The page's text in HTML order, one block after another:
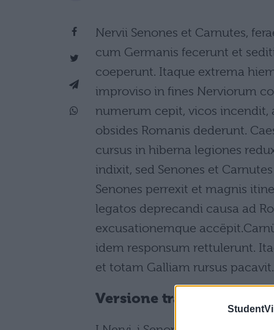
Nervii Senones et Carnutes,
cum Germanis fecerunt et
coeperunt. Itaque extrema
improviso in fines Nerviorum
numerum cepit, vicos incendit,
obsides Romanis dederunt.
cursus in hiberna legiones
indixit, sed Senones et
Senones perrexit et magnis
legatos deprecandi causa ad
excusationemque
idem responsum rettulerunt.
et totam Galliam rursus pacavit.
Versione tradotta